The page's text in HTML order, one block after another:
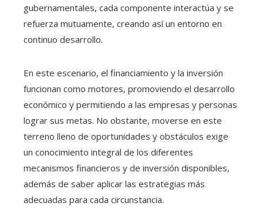
gubernamentales, cada componente interactúa y se
refuerza mutuamente, creando así un entorno en
continuo desarrollo.
En este escenario, el financiamiento y la inversión
funcionan como motores, promoviendo el desarrollo
económico y permitiendo a las empresas y personas
lograr sus metas. No obstante, moverse en este
terreno lleno de oportunidades y obstáculos exige
un conocimiento integral de los diferentes
mecanismos financieros y de inversión disponibles,
además de saber aplicar las estrategias más
adecuadas para cada circunstancia.